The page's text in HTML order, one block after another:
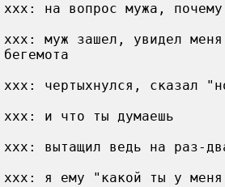
ххх: на вопрос мужа,
ххх: муж зашел, увидел
бегемота
ххх: чертыхнулся, сказал
ххх: и что ты думаешь
ххх: вытащил ведь на раз-
ххх: я ему "какой ты у меня